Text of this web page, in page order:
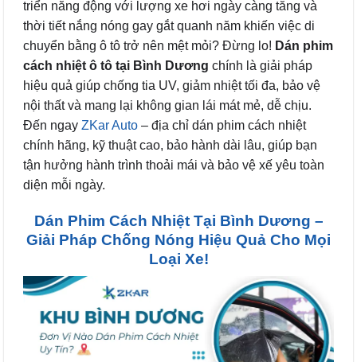
triển năng động với lượng xe hơi ngày càng tăng và
thời tiết nắng nóng gay gắt quanh năm khiến việc di
chuyển bằng ô tô trở nên mệt mỏi? Đừng lo! Dán phim
cách nhiệt ô tô tại Bình Dương chính là giải pháp
hiệu quả giúp chống tia UV, giảm nhiệt tối đa, bảo vệ
nội thất và mang lại không gian lái mát mẻ, dễ chịu.
Đến ngay ZKar Auto – địa chỉ dán phim cách nhiệt
chính hãng, kỹ thuật cao, bảo hành dài lâu, giúp bạn
tận hưởng hành trình thoải mái và bảo vệ xế yêu toàn
diện mỗi ngày.
Dán Phim Cách Nhiệt Tại Bình Dương –
Giải Pháp Chống Nóng Hiệu Quả Cho Mọi
Loại Xe!